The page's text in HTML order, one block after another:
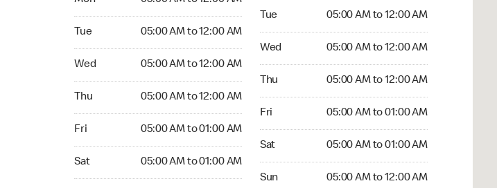
Tue 05:00 AM to 12:00 AM
Wed 05:00 AM to 12:00 AM
Thu 05:00 AM to 12:00 AM
Fri 05:00 AM to 01:00 AM
Sat 05:00 AM to 01:00 AM
Tue 05:00 AM to 12:00 AM
Wed 05:00 AM to 12:00 AM
Thu 05:00 AM to 12:00 AM
Fri 05:00 AM to 01:00 AM
Sat 05:00 AM to 01:00 AM
Sun 05:00 AM to 12:00 AM